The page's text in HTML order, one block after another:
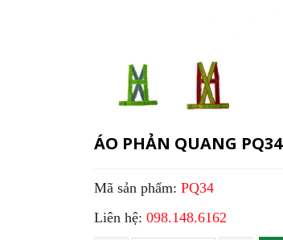
ÁO PHẢN QUANG PQ34
Mã sản phẩm: PQ34
Liên hệ: 098.148.6162